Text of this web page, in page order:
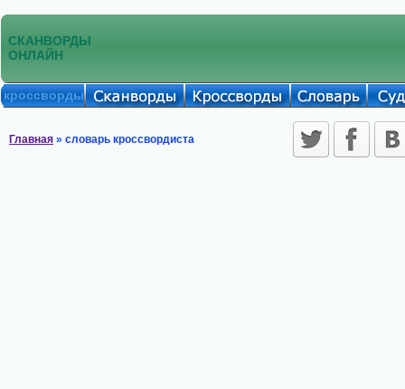
СКАНВОРДЫ
ОНЛАЙН
кроссворды
Главная » словарь кроссвордиста